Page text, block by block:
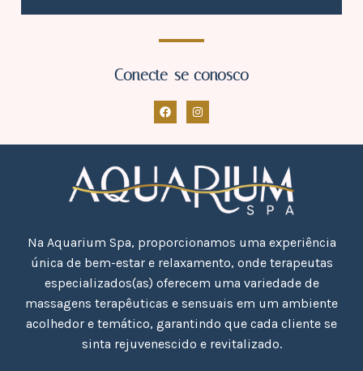
Conecte-se conosco
Na Aquarium Spa, proporcionamos uma experiência
única de bem-estar e relaxamento, onde terapeutas
especializados(as) oferecem uma variedade de
massagens terapêuticas e sensuais em um ambiente
acolhedor e temático, garantindo que cada cliente se
sinta rejuvenescido e revitalizado.